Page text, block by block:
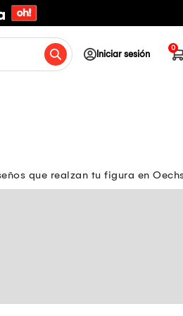
Iniciar sesión
0
que realzan tu figura en